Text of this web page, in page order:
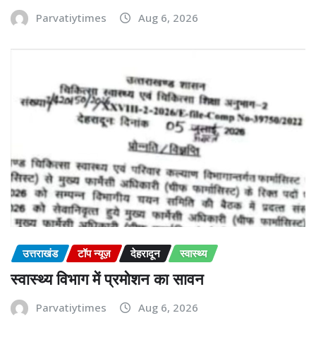
Parvatiytimes Aug 6, 2026
उत्तराखंड टॉप न्यूज़ देहरादून स्वास्थ्य
स्वास्थ्य विभाग में प्रमोशन का सावन
Parvatiytimes Aug 6, 2026